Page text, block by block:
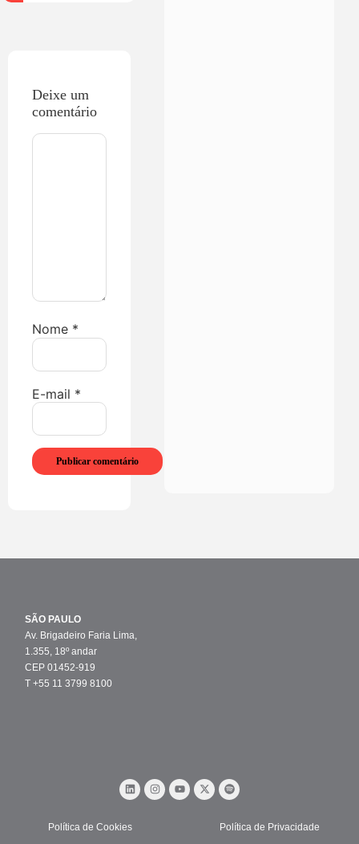
Deixe um
comentário
Nome *
E-mail *
SÃO PAULO
Av. Brigadeiro Faria Lima,
1.355, 18º andar
CEP 01452-919
T +55 11 3799 8100
Política de Cookies Política de Privacidade